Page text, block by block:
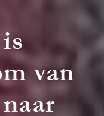
van